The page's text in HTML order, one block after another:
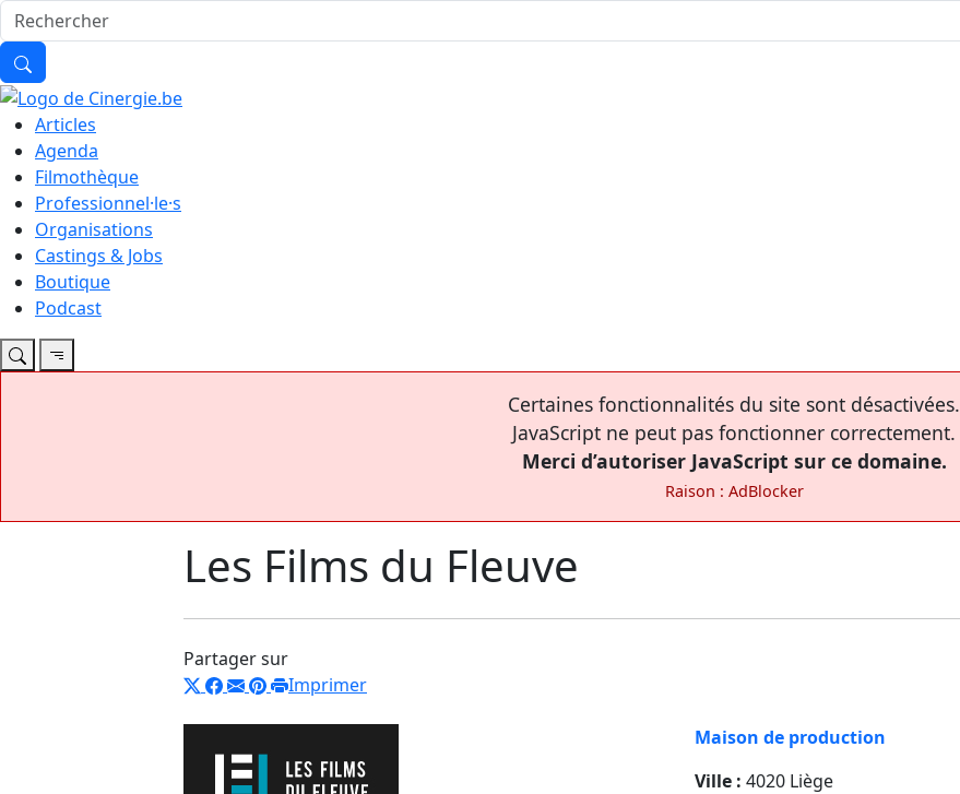
Articles
Agenda
Filmothèque
Professionnel·le·s
Organisations
Castings & Jobs
Boutique
Podcast
Certaines fonctionnalités du site sont désactivées.
JavaScript ne peut pas fonctionner correctement.
Merci d’autoriser JavaScript sur ce domaine.
Raison : AdBlocker
Les Films du Fleuve
Partager sur
Imprimer
Maison de production
Ville : 4020 Liège